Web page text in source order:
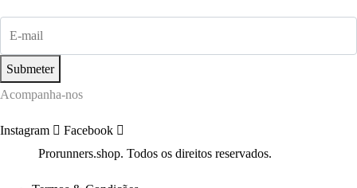
Submeter
Acompanha-nos
Instagram
Facebook
Prorunners.shop. Todos os direitos reservados.